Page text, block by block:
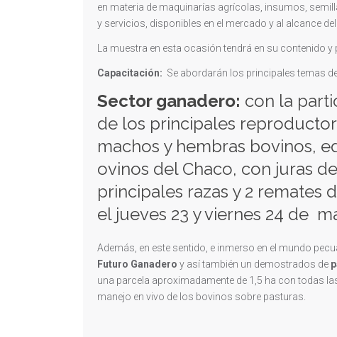
en materia de maquinarías agrícolas, insumos,
y servicios, disponibles en el mercado y al alcance
La muestra en esta ocasión tendrá en su contenido
Capacitación: Se abordarán los principales temas
Sector ganadero: con la
de los principales
machos y hembras bovinos,
ovinos del Chaco, con juras
principales razas y 2 remates
el jueves 23 y viernes 24 de
Además, en este sentido, e inmerso en el mundo
Futuro Ganadero y así también un demostrados de
una parcela aproximadamente de 1,5 ha con todas
manejo en vivo de los bovinos sobre pasturas.